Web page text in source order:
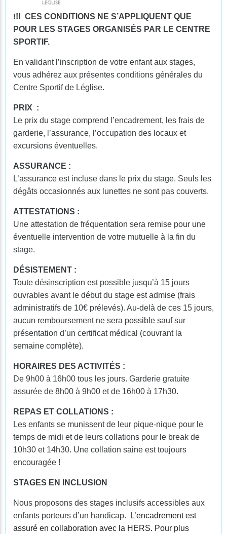
!!! CES CONDITIONS NE S’APPLIQUENT QUE
POUR LES STAGES ORGANISÉS PAR LE CENTRE
SPORTIF.
En validant l’inscription de votre enfant aux stages,
vous adhérez aux présentes conditions générales du
Centre Sportif de Léglise.
PRIX :
Le prix du stage comprend l’encadrement, les frais de
garderie, l’assurance, l’occupation des locaux et
excursions éventuelles.
ASSURANCE :
L’assurance est incluse dans le prix du stage. Seuls les
dégâts occasionnés aux lunettes ne sont pas couverts.
ATTESTATIONS :
Une attestation de fréquentation sera remise pour une
éventuelle intervention de votre mutuelle à la fin du
stage.
DÉSISTEMENT :
Toute désinscription est possible jusqu’à 15 jours
ouvrables avant le début du stage est admise (frais
administratifs de 10€ prélevés). Au-delà de ces 15 jours,
aucun remboursement ne sera possible sauf sur
présentation d’un certificat médical (couvrant la
semaine complète).
HORAIRES DES ACTIVITÉS :
De 9h00 à 16h00 tous les jours. Garderie gratuite
assurée de 8h00 à 9h00 et de 16h00 à 17h30.
REPAS ET COLLATIONS :
Les enfants se munissent de leur pique-nique pour le
temps de midi et de leurs collations pour le break de
10h30 et 14h30. Une collation saine est toujours
encouragée !
STAGES EN INCLUSION
Nous proposons des stages inclusifs accessibles aux
enfants porteurs d’un handicap.
L’encadrement est
assuré en collaboration avec la HERS. Pour plus